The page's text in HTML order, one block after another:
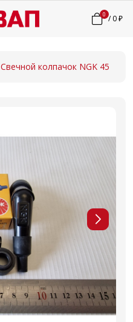
0 /0 ₽
Свечной колпачок NGK 45